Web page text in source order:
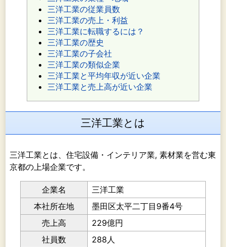
三洋工業の従業員数
三洋工業の売上・利益
三洋工業に転職するには？
三洋工業の歴史
三洋工業の子会社
三洋工業の類似企業
三洋工業と平均年収が近い企業
三洋工業と売上高が近い企業
三洋工業とは
三洋工業とは、住宅設備・インテリア業, 素材業を営む東
京都の上場企業です。
企業名
三洋工業
本社所在地
墨田区太平二丁目9番4号
売上高
229億円
社員数
288人